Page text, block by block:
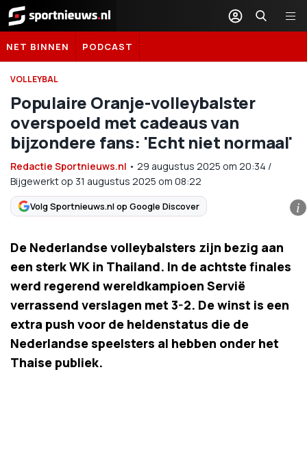
Sportnieuws.nl
NET BINNEN PODCAST
VOLLEYBAL
Populaire Oranje-volleybalster
overspoeld met cadeaus van
bijzondere fans: 'Echt niet normaal'
Redactie Sportnieuws.nl • 29 augustus 2025 om 20:34 /
Bijgewerkt op 31 augustus 2025 om 08:22
Volg Sportnieuws.nl op Google Discover i
De Nederlandse volleybalsters zijn bezig aan
een sterk WK in Thailand. In de achtste finales
werd regerend wereldkampioen Servië
verrassend verslagen met 3-2. De winst is een
extra push voor de heldenstatus die de
Nederlandse speelsters al hebben onder het
Thaise publiek.